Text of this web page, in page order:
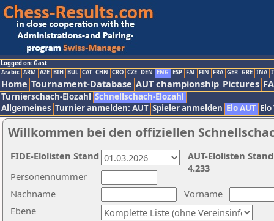
Logged on: Gast
Arabic ARM AZE BIH BUL CAT CHN CRO CZE DEN ENG ESP FAI FIN FRA GER GRE INA
Home Tournament-Database AUT championship Pictures
Turnierschach-Elozahl Schnellschach-Elozahl
Allgemeines Turnier anmelden: AUT Spieler anmelden Elo AUT
Willkommen bei den offiziellen
Nachname
Vorname
Ebene
Personennummer
AUT-Elolisten
4.233
FIDE-Elolisten Stand